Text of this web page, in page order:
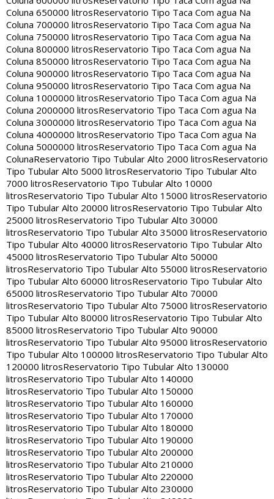
Coluna 650000 litrosReservatorio Tipo Taca Com agua Na
Coluna 700000 litrosReservatorio Tipo Taca Com agua Na
Coluna 750000 litrosReservatorio Tipo Taca Com agua Na
Coluna 800000 litrosReservatorio Tipo Taca Com agua Na
Coluna 850000 litrosReservatorio Tipo Taca Com agua Na
Coluna 900000 litrosReservatorio Tipo Taca Com agua Na
Coluna 950000 litrosReservatorio Tipo Taca Com agua Na
Coluna 1000000 litrosReservatorio Tipo Taca Com agua Na
Coluna 2000000 litrosReservatorio Tipo Taca Com agua Na
Coluna 3000000 litrosReservatorio Tipo Taca Com agua Na
Coluna 4000000 litrosReservatorio Tipo Taca Com agua Na
Coluna 5000000 litrosReservatorio Tipo Taca Com agua Na
ColunaReservatorio Tipo Tubular Alto 2000 litrosReservatorio
Tipo Tubular Alto 5000 litrosReservatorio Tipo Tubular Alto
7000 litrosReservatorio Tipo Tubular Alto 10000
litrosReservatorio Tipo Tubular Alto 15000 litrosReservatorio
Tipo Tubular Alto 20000 litrosReservatorio Tipo Tubular Alto
25000 litrosReservatorio Tipo Tubular Alto 30000
litrosReservatorio Tipo Tubular Alto 35000 litrosReservatorio
Tipo Tubular Alto 40000 litrosReservatorio Tipo Tubular Alto
45000 litrosReservatorio Tipo Tubular Alto 50000
litrosReservatorio Tipo Tubular Alto 55000 litrosReservatorio
Tipo Tubular Alto 60000 litrosReservatorio Tipo Tubular Alto
65000 litrosReservatorio Tipo Tubular Alto 70000
litrosReservatorio Tipo Tubular Alto 75000 litrosReservatorio
Tipo Tubular Alto 80000 litrosReservatorio Tipo Tubular Alto
85000 litrosReservatorio Tipo Tubular Alto 90000
litrosReservatorio Tipo Tubular Alto 95000 litrosReservatorio
Tipo Tubular Alto 100000 litrosReservatorio Tipo Tubular Alto
120000 litrosReservatorio Tipo Tubular Alto 130000
litrosReservatorio Tipo Tubular Alto 140000
litrosReservatorio Tipo Tubular Alto 150000
litrosReservatorio Tipo Tubular Alto 160000
litrosReservatorio Tipo Tubular Alto 170000
litrosReservatorio Tipo Tubular Alto 180000
litrosReservatorio Tipo Tubular Alto 190000
litrosReservatorio Tipo Tubular Alto 200000
litrosReservatorio Tipo Tubular Alto 210000
litrosReservatorio Tipo Tubular Alto 220000
litrosReservatorio Tipo Tubular Alto 230000